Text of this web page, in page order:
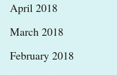
April 2018
March 2018
February 2018